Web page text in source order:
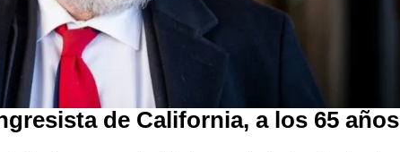
de California, a los 65 años